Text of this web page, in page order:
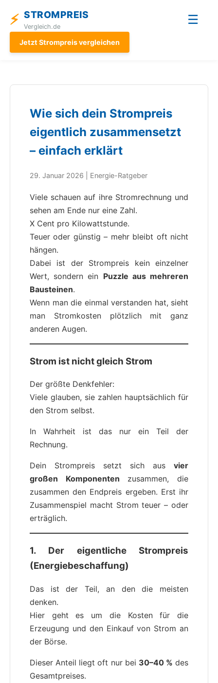
⚡ STROMPREIS
Vergleich.de ☰
Jetzt Strompreis vergleichen
Wie sich dein Strompreis
eigentlich zusammensetzt
– einfach erklärt
29. Januar 2026 | Energie-Ratgeber
Viele schauen auf ihre Stromrechnung und
sehen am Ende nur eine Zahl.
X Cent pro Kilowattstunde.
Teuer oder günstig – mehr bleibt oft nicht
hängen.
Dabei ist der Strompreis kein einzelner
Wert, sondern ein Puzzle aus mehreren
Bausteinen.
Wenn man die einmal verstanden hat, sieht
man Stromkosten plötzlich mit ganz
anderen Augen.
Strom ist nicht gleich Strom
Der größte Denkfehler:
Viele glauben, sie zahlen hauptsächlich für
den Strom selbst.
In Wahrheit ist das nur ein Teil der
Rechnung.
Dein Strompreis setzt sich aus vier
großen Komponenten zusammen, die
zusammen den Endpreis ergeben. Erst ihr
Zusammenspiel macht Strom teuer – oder
erträglich.
1. Der eigentliche Strompreis
(Energiebeschaffung)
Das ist der Teil, an den die meisten
denken.
Hier geht es um die Kosten für die
Erzeugung und den Einkauf von Strom an
der Börse.
Dieser Anteil liegt oft nur bei 30–40 % des
Gesamtpreises.